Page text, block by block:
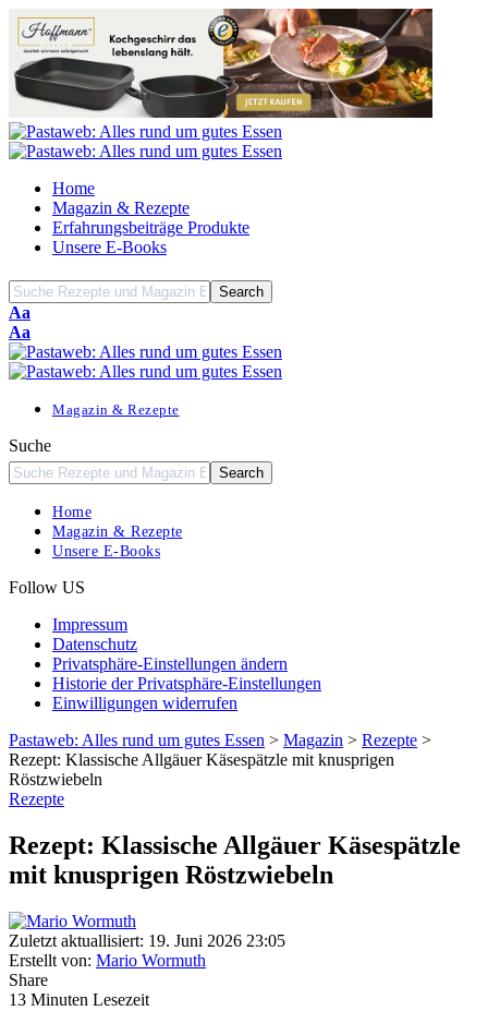
Home
Magazin & Rezepte
Erfahrungsbeiträge Produkte
Unsere E-Books
Font
Resizer
Aa
Font
Resizer
Aa
Magazin & Rezepte
Suche
Home
Magazin & Rezepte
Unsere E-Books
Follow US
Impressum
Datenschutz
Privatsphäre-Einstellungen ändern
Historie der Privatsphäre-Einstellungen
Einwilligungen widerrufen
Pastaweb: Alles rund um gutes Essen > Magazin > Rezepte >
Rezept: Klassische Allgäuer Käsespätzle mit knusprigen
Röstzwiebeln
Rezepte
Rezept: Klassische Allgäuer Käsespätzle
mit knusprigen Röstzwiebeln
Zuletzt aktuallisiert: 19. Juni 2026 23:05
Erstellt von: Mario Wormuth
Share
13 Minuten Lesezeit